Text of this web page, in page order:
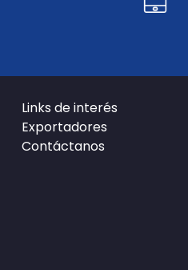
Links de interés
Exportadores
Contáctanos